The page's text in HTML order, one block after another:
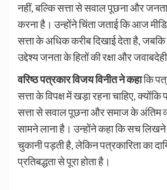
नहीं, बल्कि सत्ता से सवाल पूछना और
करना है। उन्होंने चिंता जताई कि आज
सत्ता के अधिक करीब दिखाई देता है,
उद्देश्य जनता के हितों की रक्षा और
वरिष्ठ पत्रकार विजय विनीत ने कहाकि
सत्ता के विपक्ष में खड़ा रहना चाहिए, क्योंकि
सत्ता से सवाल पूछना और समाज के अंतिम
सामने लाना है। उन्होंने कहा कि सच
चुकानी पड़ती है, लेकिन पत्रकारिता का
प्रतिबद्धता से पूरा होता है।